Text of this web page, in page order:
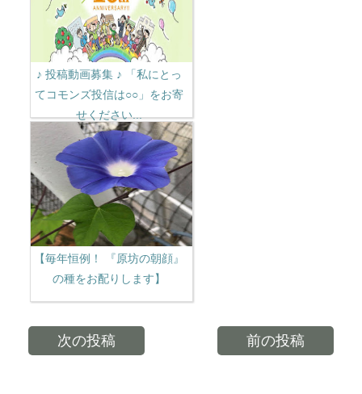
♪ 投稿動画募集 ♪ 「私にとっ
てコモンズ投信は○○」をお寄
せください...
【毎年恒例！ 『原坊の朝顔』
の種をお配りします】
次の投稿 前の投稿